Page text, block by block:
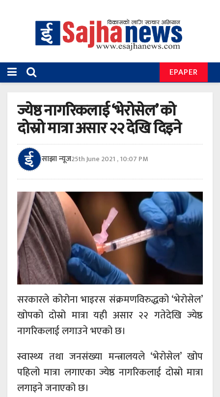
EPAPER
ज्येष्ठ नागरिकलाई ‘भेरोसेल’ को
दोस्रो मात्रा असार २२ देखि दिइने
साझा न्यूज25th June 2021 , 10:07 PM
सरकारले कोरोना भाइरस संक्रमणविरुद्धको ‘भेरोसेल’
खोपको दोस्रो मात्रा यही असार २२ गतेदेखि ज्येष्ठ
नागरिकलाई लगाउने भएको छ।
स्वास्थ्य तथा जनसंख्या मन्त्रालयले ‘भेरोसेल’ खोप
पहिलो मात्रा लगाएका ज्येष्ठ नागरिकलाई दोस्रो मात्रा
लगाइने जनाएको छ।